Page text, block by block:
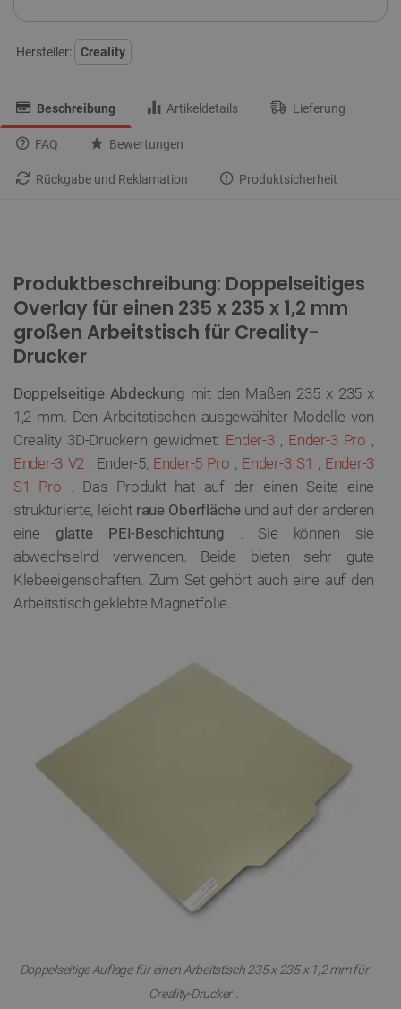
Hersteller: Creality
Beschreibung Artikeldetails Lieferung
FAQ Bewertungen
Rückgabe und Reklamation Produktsicherheit
Produktbeschreibung: Doppelseitiges
Overlay für einen 235 x 235 x 1,2 mm
großen Arbeitstisch für Creality-
Drucker
Doppelseitige Abdeckung mit den Maßen 235 x 235 x
1,2 mm. Den Arbeitstischen ausgewählter Modelle von
Creality 3D-Druckern gewidmet: Ender-3, Ender-3 Pro ,
Ender-3 V2 , Ender-5, Ender-5 Pro , Ender-3 S1 , Ender-3
S1 Pro . Das Produkt hat auf der einen Seite eine
strukturierte, leicht raue Oberflächeund auf der anderen
eine glatte PEI-Beschichtung . Sie können sie
abwechselnd verwenden. Beide bieten sehr gute
Klebeeigenschaften. Zum Set gehört auch eine auf den
Arbeitstisch geklebte Magnetfolie.
Doppelseitige Auflage für einen Arbeitstisch 235 x 235 x 1,2 mm für
Creality-Drucker.